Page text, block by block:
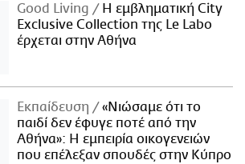
Good Living
Η εμβληματική City
Exclusive Collection της Le Labo
έρχεται στην Αθήνα
Εκπαίδευση
«Νιώσαμε ότι το
παιδί δεν έφυγε ποτέ από την
Αθήνα»: Η εμπειρία οικογενειών
που επέλεξαν σπουδές στην Κύπρο